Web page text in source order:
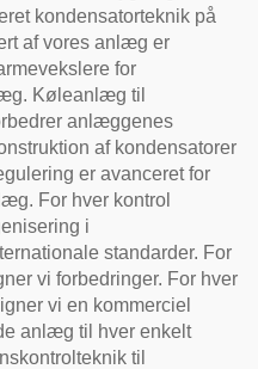
kondensatorteknik på
af vores anlæg er
for
Køleanlæg til
anlæggenes
af kondensatorer
er avanceret for
For hver kontrol
i
standarder. For
vi forbedringer. For hver
vi en kommerciel
anlæg til hver enkelt
til